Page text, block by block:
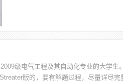
级电气工程及其自动化专业的大学生
版的，要有解题过程，尽量详尽